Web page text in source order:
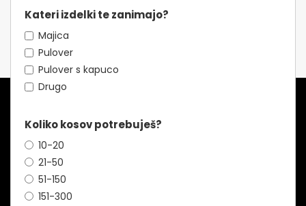
Kateri izdelki te zanimajo?
Majica
Pulover
Pulover s kapuco
Drugo
Koliko kosov potrebuješ?
10-20
21-50
51-150
151-300